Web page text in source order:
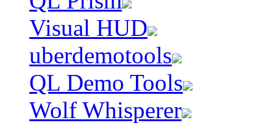
Visual HUD
uberdemotools
QL Demo Tools
Wolf Whisperer